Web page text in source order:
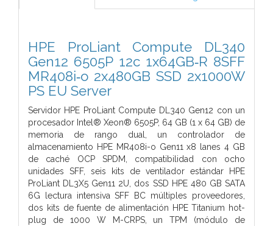
HPE ProLiant Compute DL340
Gen12 6505P 12c 1x64GB‑R 8SFF
MR408i‑o 2x480GB SSD 2x1000W
PS EU Server
Servidor HPE ProLiant Compute DL340 Gen12 con un
procesador Intel® Xeon® 6505P, 64 GB (1 x 64 GB) de
memoria de rango dual, un controlador de
almacenamiento HPE MR408i-o Gen11 x8 lanes 4 GB
de caché OCP SPDM, compatibilidad con ocho
unidades SFF, seis kits de ventilador estándar HPE
ProLiant DL3X5 Gen11 2U, dos SSD HPE 480 GB SATA
6G lectura intensiva SFF BC múltiples proveedores,
dos kits de fuente de alimentación HPE Titanium hot-
plug de 1000 W M-CRPS, un TPM (módulo de